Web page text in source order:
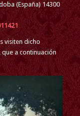
(España) 14300
visiten dicho
a continuación